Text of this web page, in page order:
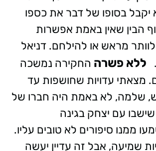
בסופו של דבר את כספו
הבין שאין באמת אפשרות
מראש או להילחם. דניאל
ללא פשרה החקירה נמשכה
מצאתי עדויות שחושפות עד
שלמה, לא באמת היה חברו של
עם יצחק בגינה
ממנו סיפורים לא טובים עליו.
שמיעה, אבל זה עדיין יעשה